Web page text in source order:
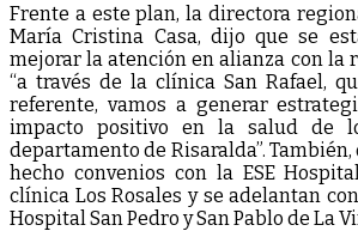
Frente a este plan, la directora
María Cristina Casa, dijo que se
mejorar la atención en alianza con la
“a través de la clínica San Rafael,
referente, vamos a generar
impacto positivo en la salud de
departamento de Risaralda”. También,
hecho convenios con la ESE
clínica Los Rosales y se adelantan
Hospital San Pedro y San Pablo de La